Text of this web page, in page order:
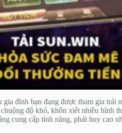
đình bạn đang được tham gia
độ khó, khôn xiết nhiều
cung cấp tính năng, phát huy cao